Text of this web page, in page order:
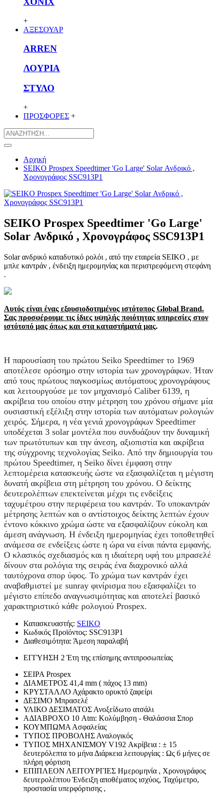
+
ΑΞΕΣΟΥΑΡ
ARREN
ΛΟΥΡΙΑ
ΣΤΥΛΟ
+
ΠΡΟΣΦΟΡΕΣ +
Αρχική
SEIKO Prospex Speedtimer 'Go Large' Solar Ανδρικό ,
Χρονογράφος SSC913P1
SEIKO Prospex Speedtimer 'Go Large'
Solar Ανδρικό , Χρονογράφος SSC913P1
Solar ανδρικό καταδυτικό ρολόι , από την εταιρεία SEIKO , με
μπλε καντράν , ένδειξη ημερομηνίας και περιστρεφόμενη στεφάνη
.
Αυτός είναι ένας εξουσιοδοτημένος ιστότοπος Global Brand.
Σας προσφέρουμε τις ίδιες υψηλής ποιότητας υπηρεσίες στον
ιστότοπό μας όπως και στα καταστήματά μας.
Η παρουσίαση του πρώτου Seiko Speedtimer το 1969
αποτέλεσε ορόσημο στην ιστορία των χρονογράφων. Ήταν
από τους πρώτους παγκοσμίως αυτόματους χρονογράφους
και λειτουργούσε με τον μηχανισμό Caliber 6139, η
ακρίβεια του οποίου στην μέτρηση του χρόνου σήμανε μία
ουσιαστική εξέλιξη στην ιστορία των αυτόματων ρολογιών
χειρός. Σήμερα, η νέα γενιά χρονογράφων Speedtimer
υποδέχεται 3 solar μοντέλα που συνδυάζουν την δυναμική
των πρωτότυπων και την άνεση, αξιοπιστία και ακρίβεια
της σύγχρονης τεχνολογίας Seiko. Από την δημιουργία του
πρώτου Speedtimer, η Seiko δίνει έμφαση στην
λεπτομέρεια κατασκευής ώστε να εξασφαλίζεται η μέγιστη
δυνατή ακρίβεια στη μέτρηση του χρόνου. Ο δείκτης
δευτερολέπτων επεκτείνεται μέχρι τις ενδείξεις
ταχυμέτρου στην περιφέρεια του καντράν. Το υποκαντράν
μέτρησης λεπτών και ο αντίστοιχος δείκτης λεπτών έχουν
έντονο κόκκινο χρώμα ώστε να εξασφαλίζουν εύκολη και
άμεση ανάγνωση. Η ένδειξη ημερομηνίας έχει τοποθετηθεί
ανάμεσα σε ενδείξεις ώστε η ώρα να είναι πάντα εμφανής.
Ο κλασικός σχεδιασμός και η ιδιαίτερη υφή του μπρασελέ
δίνουν στα ρολόγια της σειράς ένα διαχρονικό αλλά
ταυτόχρονα σπορ ύφος. Το χρώμα των καντράν έχει
αναβαθμιστεί με sunray φινίρισμα που εξασφαλίζει το
μέγιστο επίπεδο αναγνωσιμότητας και αποτελεί βασικό
χαρακτηριστικό κάθε ρολογιού Prospex.
Κατασκευαστής: SEIKO
Κωδικός Προϊόντος: SSC913P1
Διαθεσιμότητα: Άμεση παραλαβή
ΕΓΓΥΗΣΗ 2 Έτη της επίσημης αντιπροσωπείας
ΣΕΙΡΑ Prospex
ΔΙΑΜΕΤΡΟΣ 41,4 mm ( πάχος 13 mm)
ΚΡΥΣΤΑΛΛΟ Αχάρακτο ορυκτό ζαφείρι
ΔΕΣΙΜΟ Μπρασελέ
ΥΛΙΚΟ ΔΕΣΙΜΑΤΟΣ Ανοξείδωτο ατσάλι
ΑΔΙΑΒΡΟΧΟ 10 Atm: Κολύμβηση - Θαλάσσια Σπορ
ΚΟΥΜΠΩΜΑ Ασφαλείας
ΤΥΠΟΣ ΠΡΟΒΟΛΗΣ Αναλογικός
ΤΥΠΟΣ ΜΗΧΑΝΙΣΜΟΥ V192 Ακρίβεια : ± 15
δευτερόλεπτα το μήνα Διάρκεια λειτουργίας : Ως 6 μήνες σε
πλήρη φόρτιση
ΕΠΙΠΛΕΟΝ ΛΕΙΤΟΥΡΓΙΕΣ Ημερομηνία , Χρονογράφος
δευτερολέπτου Ένδειξη αποθέματος ισχύος, Ταχύμετρο,
προστασία υπερφόρτισης ,